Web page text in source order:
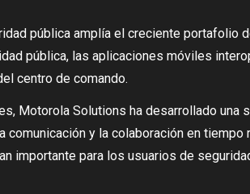
pública amplía el creciente portafolio
pública, las aplicaciones móviles
centro de comando.
Motorola Solutions ha desarrollado
y la colaboración en
importante para los usuarios de